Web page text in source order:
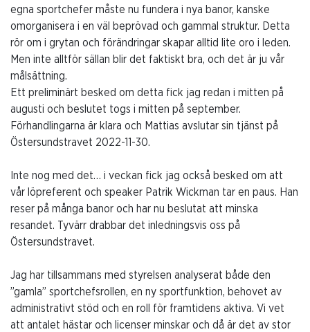
egna sportchefer måste nu fundera i nya banor, kanske
omorganisera i en väl beprövad och gammal struktur. Detta
rör om i grytan och förändringar skapar alltid lite oro i leden.
Men inte alltför sällan blir det faktiskt bra, och det är ju vår
målsättning.
Ett preliminärt besked om detta fick jag redan i mitten på
augusti och beslutet togs i mitten på september.
Förhandlingarna är klara och Mattias avslutar sin tjänst på
Östersundstravet 2022-11-30.
Inte nog med det… i veckan fick jag också besked om att
vår löpreferent och speaker Patrik Wickman tar en paus. Han
reser på många banor och har nu beslutat att minska
resandet. Tyvärr drabbar det inledningsvis oss på
Östersundstravet.
Jag har tillsammans med styrelsen analyserat både den
”gamla” sportchefsrollen, en ny sportfunktion, behovet av
administrativt stöd och en roll för framtidens aktiva. Vi vet
att antalet hästar och licenser minskar och då är det av stor